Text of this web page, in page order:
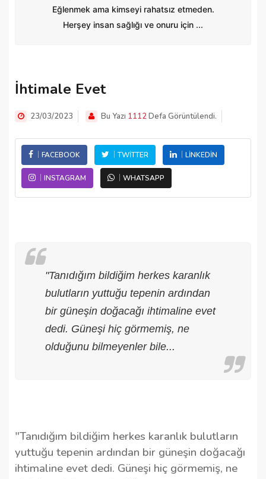
Eğlenmek ama kimseyi rahatsız etmeden.
Herşey insan sağlığı ve onuru için ...
İhtimale Evet
23/03/2023 Bu Yazı 1112Defa Görüntülendi.
FACEBOOK TWITTER LINKEDIN
INSTAGRAM WHATSAPP
"Tanıdığım bildiğim herkes karanlık
bulutların yuttuğu tepenin ardından
bir güneşin doğacağı ihtimaline evet
dedi. Güneşi hiç görmemiş, ne
olduğunu bilmeyenler bile...
"Tanıdığım bildiğim herkes karanlık bulutların
yuttuğu tepenin ardından bir güneşin doğacağı
ihtimaline evet dedi. Güneşi hiç görmemiş, ne